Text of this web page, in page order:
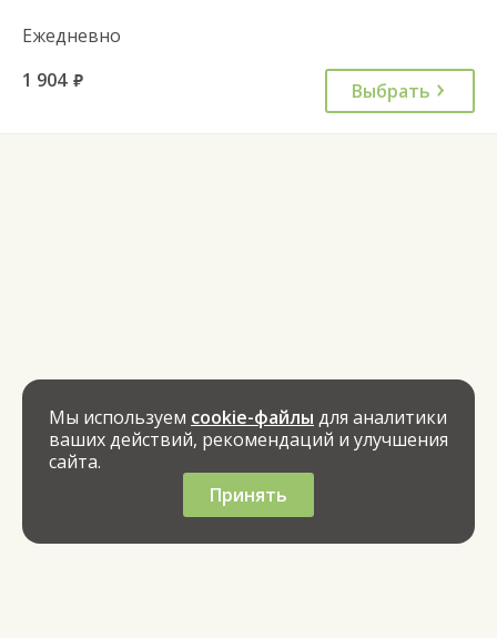
Ежедневно
1 904 руб. Выбрать
Мы используем cookie-файлы для аналитики
ваших действий, рекомендаций и улучшения
сайта.
Принять